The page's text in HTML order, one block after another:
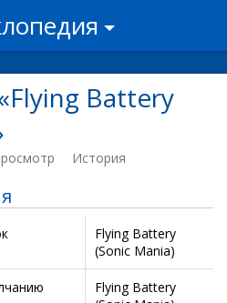
Battery
История
Flying Battery
(Sonic Mania)
Flying Battery